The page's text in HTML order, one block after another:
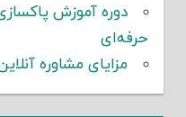
دوره آموزش
حرفه‌ای
مزایای مشاوره